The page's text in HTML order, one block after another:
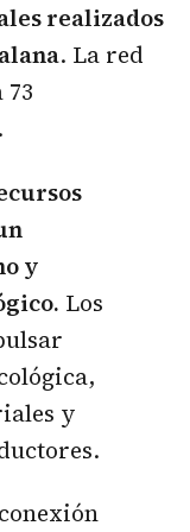
realizados
. La red
y
Los
y